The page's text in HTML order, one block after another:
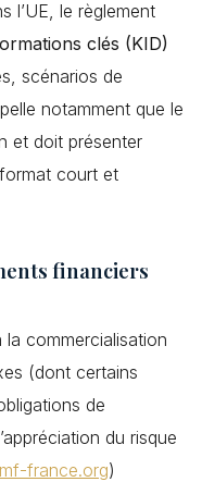
l’UE, le règlement
clés (KID)
scénarios de
notamment que le
et doit présenter
court et
financiers
la commercialisation
(dont certains
de
du risque
france.org)